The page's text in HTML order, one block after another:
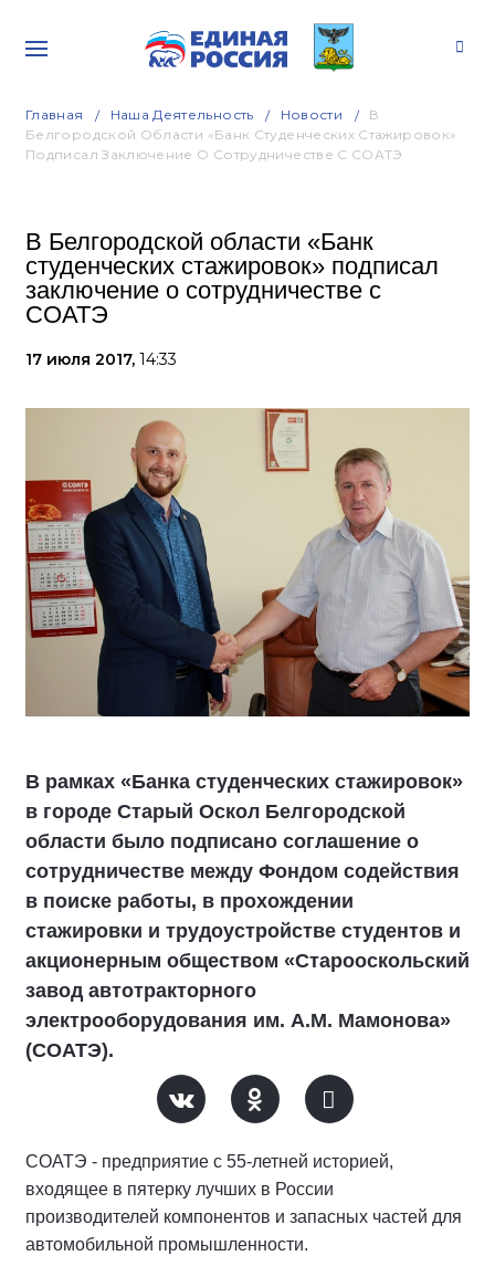
Главная Наша Деятельность Новости
В
Белгородской Области «Банк Студенческих Стажировок»
Подписал Заключение О Сотрудничестве С СОАТЭ
В Белгородской области «Банк
студенческих стажировок» подписал
заключение о сотрудничестве с
СОАТЭ
17 июля 2017, 14:33
В рамках «Банка студенческих стажировок»
в городе Старый Оскол Белгородской
области было подписано соглашение о
сотрудничестве между Фондом содействия
в поиске работы, в прохождении
стажировки и трудоустройстве студентов и
акционерным обществом «Старооскольский
завод автотракторного
электрооборудования им. А.М. Мамонова»
(СОАТЭ).
СОАТЭ - предприятие с 55-летней историей,
входящее в пятерку лучших в России
производителей компонентов и запасных частей для
автомобильной промышленности.